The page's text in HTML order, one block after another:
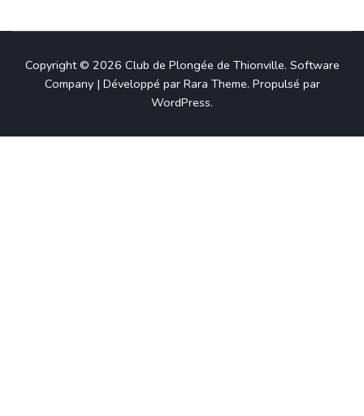
Copyright © 2026 Club de Plongée de Thionville. Software
Company | Développé par Rara Theme. Propulsé par
WordPress.